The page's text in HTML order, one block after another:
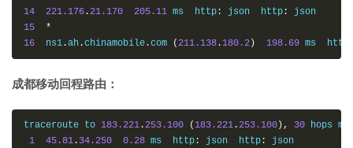
14
221.176 .21.170 205.11 ms  http : json  http :
15
*
16
  ns1
.ah .chinamobile .com (211.138 . 180.2 ) 198.69 ms  http
成都移动回程路由：
traceroute to 183.221 .253.100 ( 183.221 .253.100 ), 30 hops
1
45.81 . 34.250 0.28 ms  http : json  http :
json